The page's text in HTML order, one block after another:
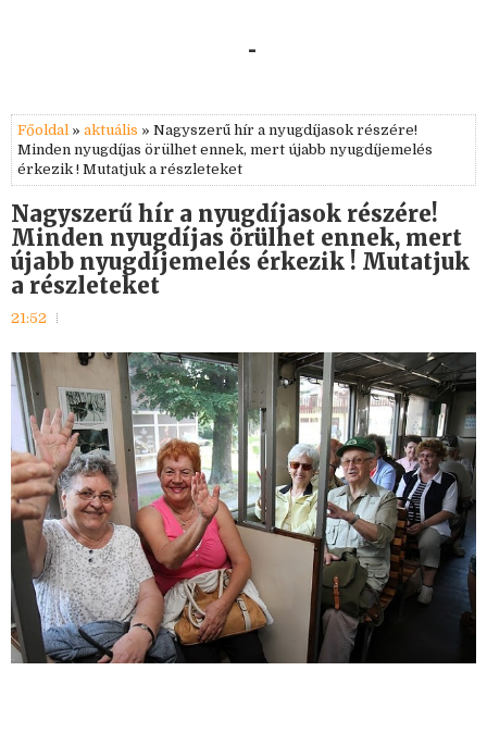
-
Főoldal » aktuális » Nagyszerű hír a nyugdíjasok részére!
Minden nyugdíjas örülhet ennek, mert újabb nyugdíjemelés
érkezik ! Mutatjuk a részleteket
Nagyszerű hír a nyugdíjasok részére!
Minden nyugdíjas örülhet ennek, mert
újabb nyugdíjemelés érkezik ! Mutatjuk
a részleteket
21:52